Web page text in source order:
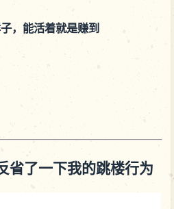
，能活着就是赚到
省了一下我的跳楼行为